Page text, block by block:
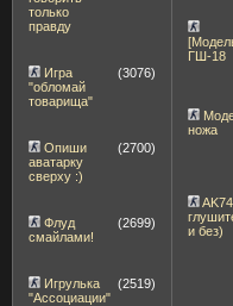
только
правду
Игра
"обломай
товарища"
(3076)
Опиши
аватарку
сверху :)
(2700)
Флуд
смайлами!
(2699)
Игрулька
"Ассоциации"
(2519)
ГШ-18
ножа
и без)